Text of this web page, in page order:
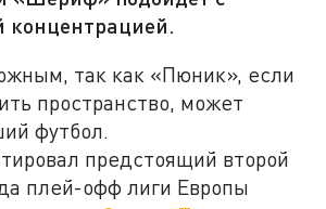
концентрацией.
так как «Пюник», если
пространство, может
футбол.
предстоящий второй
плей-офф лиги Европы